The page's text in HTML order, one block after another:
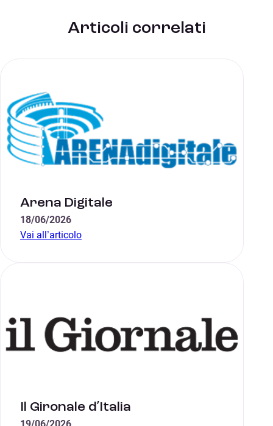
Articoli correlati
Arena Digitale
18/06/2026
Vai all’articolo
Il Gironale d’Italia